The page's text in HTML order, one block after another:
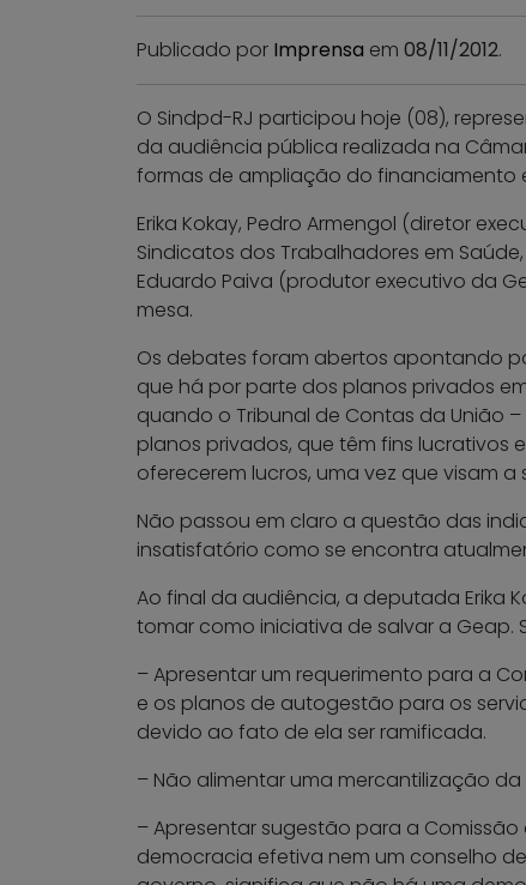
Publicado por Imprensa em 08/11/2012.
O Sindpd-RJ participou hoje (08),
da audiência pública realizada na
formas de ampliação do financiamento
Erika Kokay, Pedro Armengol (diretor
Sindicatos dos Trabalhadores em
Eduardo Paiva (produtor executivo da
mesa.
Os debates foram abertos apontando
que há por parte dos planos privados
quando o Tribunal de Contas da União
planos privados, que têm fins
oferecerem lucros, uma vez que visam
Não passou em claro a questão das
insatisfatório como se encontra
Ao final da audiência, a deputada Erika
tomar como iniciativa de salvar a Geap.
– Apresentar um requerimento para a
e os planos de autogestão para os
devido ao fato de ela ser ramificada.
– Não alimentar uma mercantilização da
– Apresentar sugestão para a
democracia efetiva nem um conselho